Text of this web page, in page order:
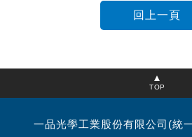
TOP
一品光學工業股份有限公司(統